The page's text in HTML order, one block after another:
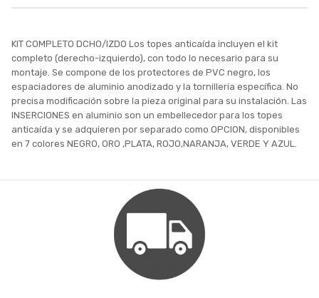
KIT COMPLETO DCHO/IZDO Los topes anticaída incluyen el kit
completo (derecho-izquierdo), con todo lo necesario para su
montaje. Se compone de los protectores de PVC negro, los
espaciadores de aluminio anodizado y la tornillería específica. No
precisa modificación sobre la pieza original para su instalación. Las
INSERCIONES en aluminio son un embellecedor para los topes
anticaída y se adquieren por separado como OPCION, disponibles
en 7 colores NEGRO, ORO ,PLATA, ROJO,NARANJA, VERDE Y AZUL.